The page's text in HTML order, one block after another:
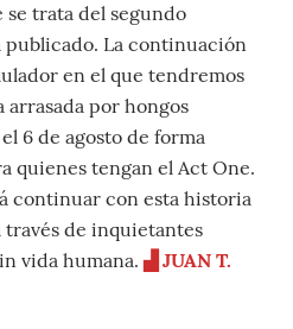
se trata del segundo
La continuación
en el que tendremos
por hongos
6 de agosto de forma
quienes tengan el Act One.
continuar con esta historia
de inquietantes
vida humana.▟ JUAN T.